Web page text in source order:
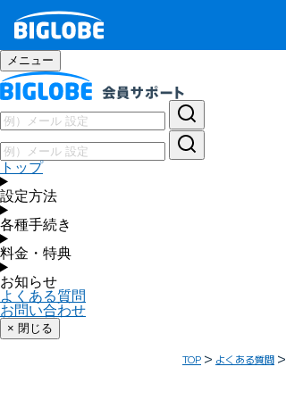
メニュー
トップ
設定方法
各種手続き
料金・特典
お知らせ
よくある質問
お問い合わせ
× 閉じる
TOP よくある質問